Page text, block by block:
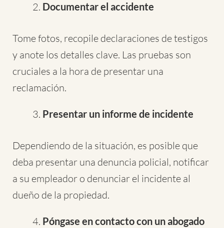
Documentar el accidente
Tome fotos, recopile declaraciones de testigos
y anote los detalles clave. Las pruebas son
cruciales a la hora de presentar una
reclamación.
Presentar un informe de incidente
Dependiendo de la situación, es posible que
deba presentar una denuncia policial, notificar
a su empleador o denunciar el incidente al
dueño de la propiedad.
Póngase en contacto con un abogado